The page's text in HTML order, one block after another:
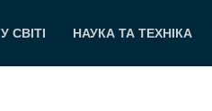
У СВІТІ НАУКА ТА ТЕХНІКА